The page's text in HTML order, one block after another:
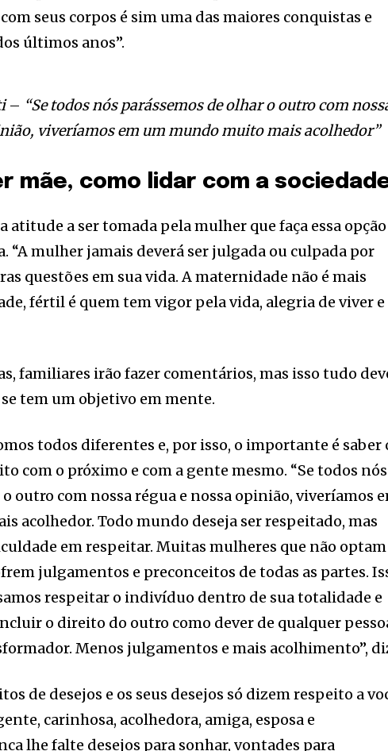
seus corpos é sim uma das maiores conquistas e
últimos anos”.
– “Se todos nós parássemos de olhar o outro com
viveríamos em um mundo muito mais acolhedor”
mãe, como lidar com a
atitude a ser tomada pela mulher que faça essa opção
“A mulher jamais deverá ser julgada ou culpada por
questões em sua vida. A maternidade não é mais
fértil é quem tem vigor pela vida, alegria de viver e
familiares irão fazer comentários, mas isso tudo
tem um objetivo em mente.
todos diferentes e, por isso, o importante é saber
com o próximo e com a gente mesmo. “Se todos nós
outro com nossa régua e nossa opinião, viveríamos
acolhedor. Todo mundo deseja ser respeitado, mas
em respeitar. Muitas mulheres que não optam
julgamentos e preconceitos de todas as partes.
respeitar o indivíduo dentro de sua totalidade e
o direito do outro como dever de qualquer
Menos julgamentos e mais acolhimento”,
de desejos e os seus desejos só dizem respeito a
carinhosa, acolhedora, amiga, esposa e
lhe falte desejos para sonhar, vontades para